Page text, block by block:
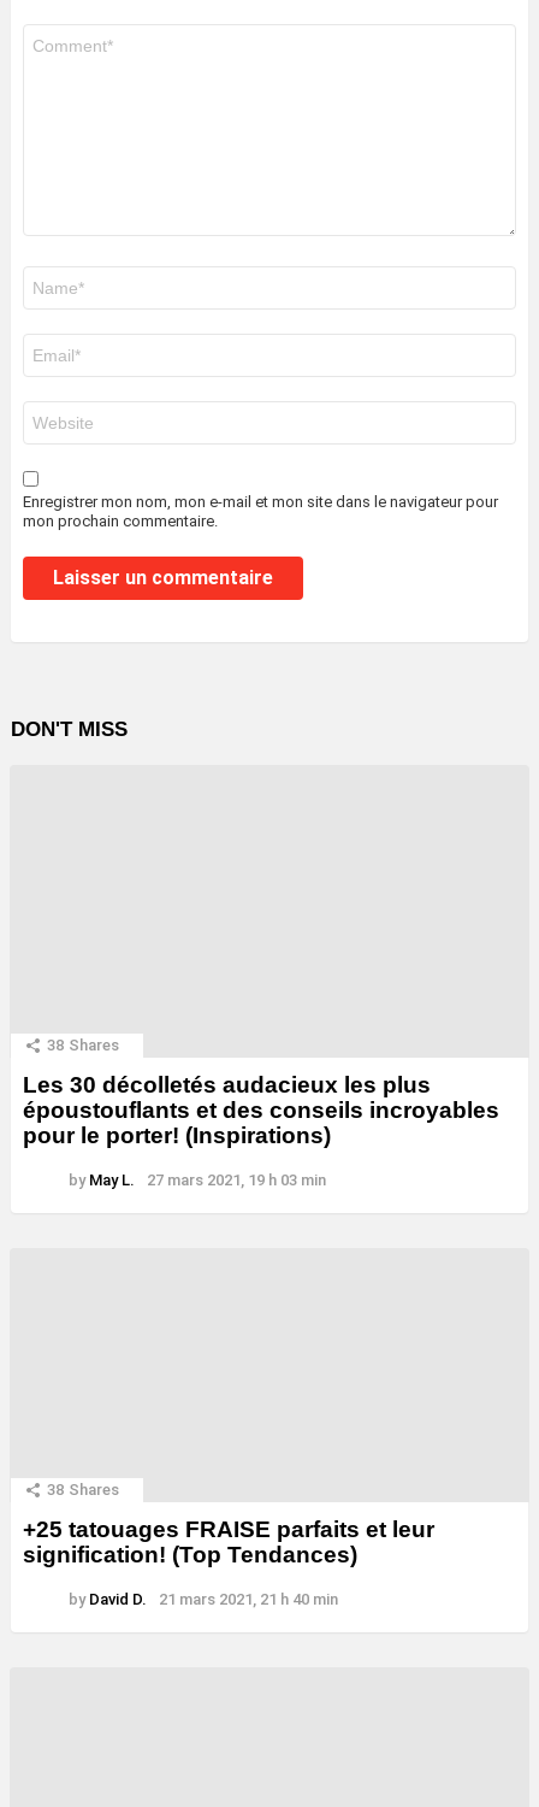
mail
*
web
Enregistrer mon nom, mon e-mail et mon site dans le navigateur pour
mon prochain commentaire.
DON'T MISS
38 Shares
Les 30 décolletés audacieux les plus
époustouflants et des conseils incroyables
pour le porter! (Inspirations)
by May L. 27 mars 2021, 19 h 03 min
38 Shares
+25 tatouages ​​FRAISE parfaits et leur
signification! (Top Tendances)
by David D. 21 mars 2021, 21 h 40 min